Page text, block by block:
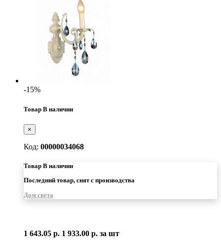
-15%
Товар В наличии
×
Код: 00000034068
Товар В наличии
Последний товар, снят с производства
Дом света
1 643.05 р. 1 933.00 р. за шт